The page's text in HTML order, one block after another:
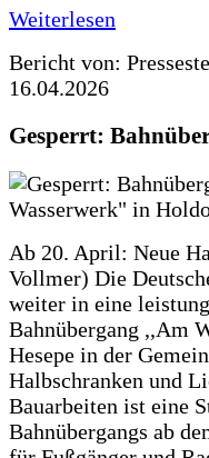
Weiterlesen
Bericht von:
16.04.2026
Gesperrt:
Ab 20. April: Neue
Vollmer) Die
weiter in eine
Bahnübergang ,,Am
Hesepe in der
Halbschranken und
Bauarbeiten ist eine
Bahnübergangs ab